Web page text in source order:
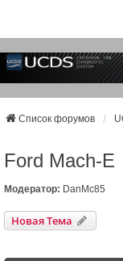
Список форумов
Ford Mach-E
Модератор: DanMc85
Новая Тема